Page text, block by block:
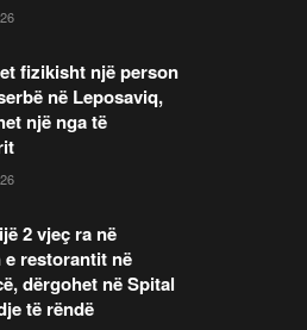
fizikisht një person
në Leposaviq,
një nga të
2 vjeç ra në
e restorantit në
dërgohet në Spital
të rëndë